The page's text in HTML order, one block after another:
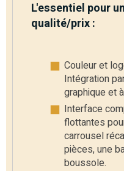
L'essentiel pour
qualité/prix :
Couleur et
Intégration
graphique et
Interface
flottantes
carrousel
pièces, une
boussole.